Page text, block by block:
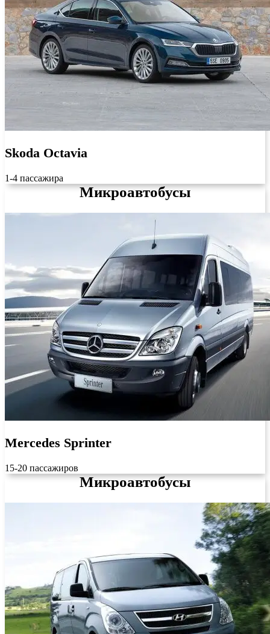
Skoda Octavia
1-4 пассажира
Микроавтобусы
Mercedes Sprinter
15-20 пассажиров
Микроавтобусы